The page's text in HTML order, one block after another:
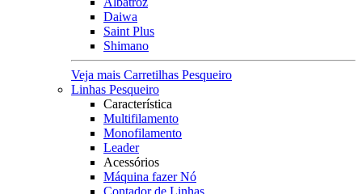
Daiwa
Saint Plus
Shimano
Veja mais Carretilhas Pesqueiro
Linhas Pesqueiro
Característica
Multifilamento
Monofilamento
Leader
Acessórios
Máquina fazer Nó
Contador de Linhas